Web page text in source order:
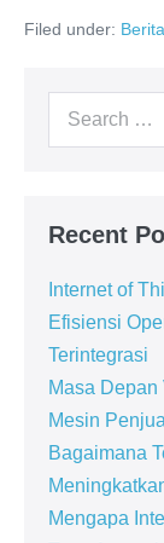
Filed under: Berita
Recent
Internet of
Efisiensi
Terintegrasi
Masa
Mesin
Bagaimana
Mengapa